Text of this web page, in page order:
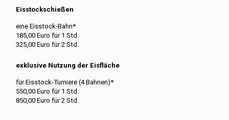
Eisstockschießen
eine Eisstock-Bahn*
185,00 Euro für 1 Std.
325,00 Euro für 2 Std.
exklusive Nutzung der Eisfläche
für Eisstock-Turniere (4 Bahnen)*
550,00 Euro für 1 Std.
850,00 Euro für 2 Std.